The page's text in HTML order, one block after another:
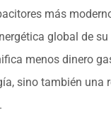
más
global de
menos dinero
sino también una